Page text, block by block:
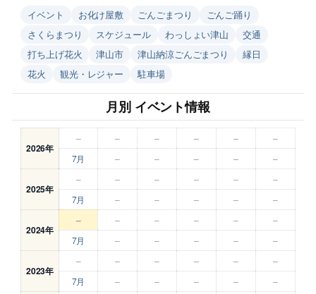
イベント お化け屋敷 ごんごまつり
ごんご踊り
さくらまつり
スケジュール わっしょい津山
交通
打ち上げ花火
津山市 津山納涼ごんごまつり
縁日
花火
観光・レジャー 駐車場
月別 イベント情報
2026年
– – – – –
–
7月
– – – – –
2025年
– – – – –
–
7月
– – – – –
2024年
– – – – –
–
7月
– – – – –
2023年
– – – – –
–
7月
– – – – –